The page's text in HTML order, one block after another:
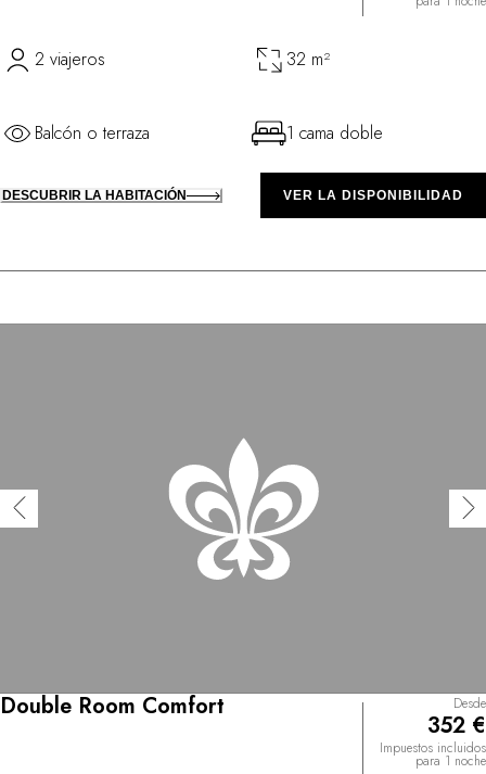
2 viajeros 32 m²
Balcón o terraza 1 cama doble
DESCUBRIR LA HABITACIÓN VER LA DISPONIBILIDAD
Double Room Comfort Desde
352 €
Impuestos incluidos
para 1 noche